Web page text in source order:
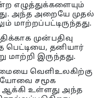
எழுத்துக்களையும்
அந்த அறையே முதல்
மாற்றப்பட்டிருந்தது.
முன்பதிவு
பெட்டியை, தனியார்
இருந்தது.
வெளிஉலகிற்கு
சமூக
உள்ளது அந்த